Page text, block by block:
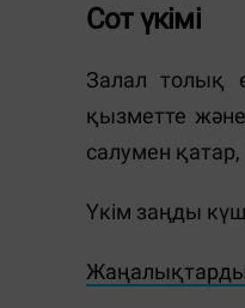
Сот үкімі
Залал толық
қызметте
салумен
Үкім заңды
Жаңалықтарды